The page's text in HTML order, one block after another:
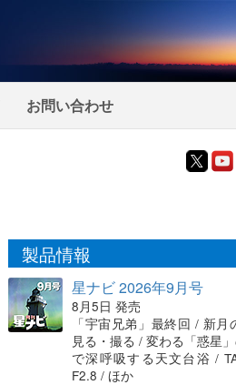
お問い合わせ
製品情報
星ナビ 2026年9月号
8月5日 発売
「宇宙兄弟」最終回 / 新
見る・撮る / 変わる「惑星
で深呼吸する天文台浴 /
F2.8 / ほか